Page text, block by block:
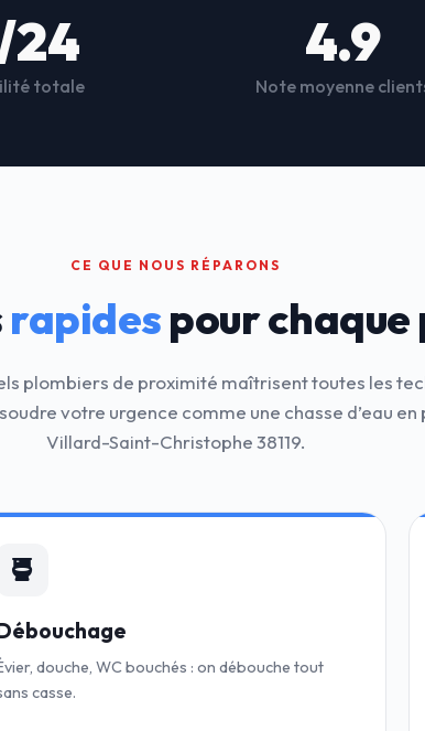
24
totale
4.9
Note moyenne
CE QUE NOUS RÉPARONS
rapidespour chaque
plombiers de proximité maîtrisent toutes les
votre urgence comme une chasse d’eau en
Villard-Saint-Christophe 38119.
douche, WC bouchés : on débouche tout
casse.